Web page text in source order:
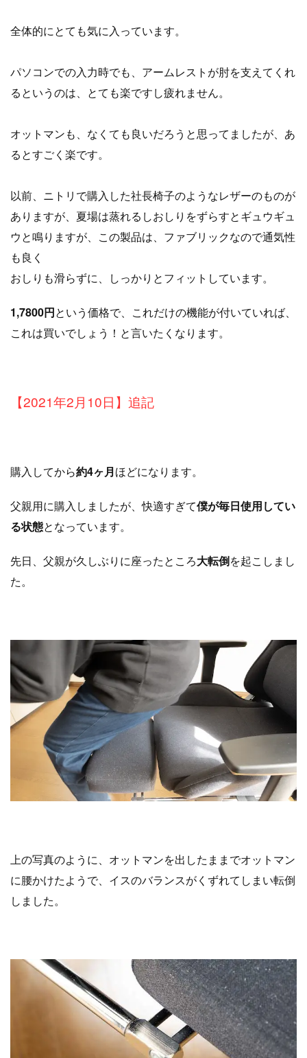
全体的にとても気に入っています。
パソコンでの入力時でも、アームレストが肘を支えてくれ
るというのは、とても楽ですし疲れません。
オットマンも、なくても良いだろうと思ってましたが、 あ
るとすごく楽です。
以前、ニトリで購入した社長椅子のようなレザーのものが
ありますが、夏場は蒸れるしおしりをずらすとギュウギュ
ウと鳴りますが、この製品は、ファブリックなので通気性
も良く
おしりも滑らずに、しっかりとフィットしています。
1,7800円という価格で、これだけの機能が付いていれば、
これは買いでしょう！と言いたくなります。
【2021年2月10日】追記
購入してから約4ヶ月ほどになります。
父親用に購入しましたが、快適すぎて僕が毎日使用してい
る状態となっています。
先日、父親が久しぶりに座ったところ大転倒を起こしまし
た。
上の写真のように、オットマンを出したままでオットマン
に腰かけたようで、イスのバランスがくずれてしまい転倒
しました。